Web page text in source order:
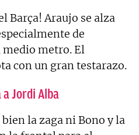
Barça! Araujo se alza
de
medio metro. El
con un gran testarazo.
a Jordi Alba
la zaga ni Bono y la